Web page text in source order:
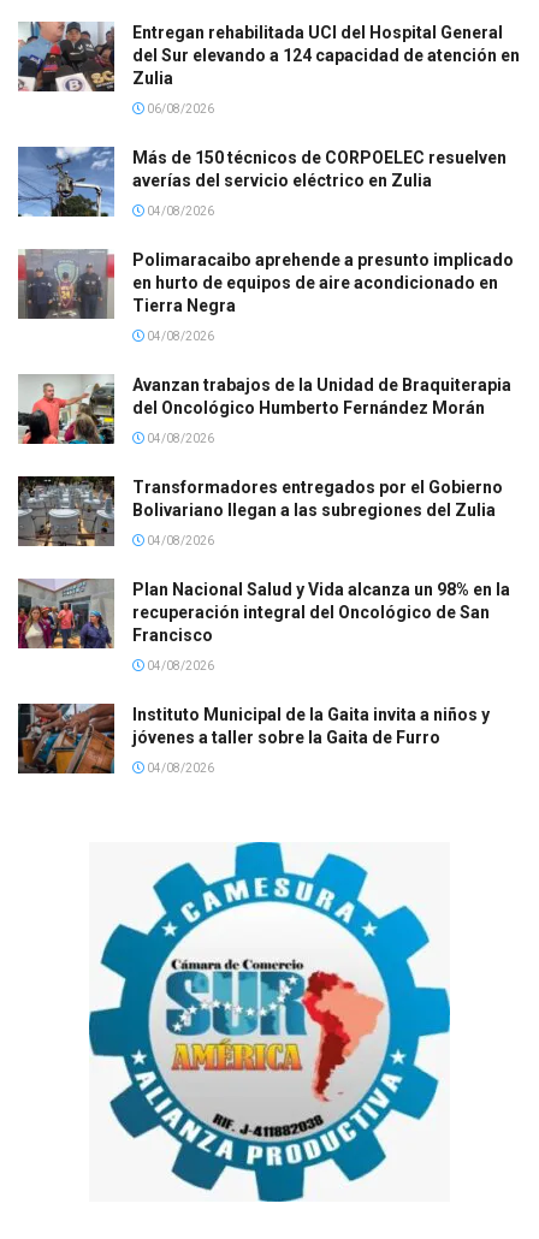
Entregan rehabilitada UCI del Hospital General
del Sur elevando a 124 capacidad de atención en
Zulia
06/08/2026
Más de 150 técnicos de CORPOELEC resuelven
averías del servicio eléctrico en Zulia
04/08/2026
Polimaracaibo aprehende a presunto implicado
en hurto de equipos de aire acondicionado en
Tierra Negra
04/08/2026
Avanzan trabajos de la Unidad de Braquiterapia
del Oncológico Humberto Fernández Morán
04/08/2026
Transformadores entregados por el Gobierno
Bolivariano llegan a las subregiones del Zulia
04/08/2026
Plan Nacional Salud y Vida alcanza un 98% en la
recuperación integral del Oncológico de San
Francisco
04/08/2026
Instituto Municipal de la Gaita invita a niños y
jóvenes a taller sobre la Gaita de Furro
04/08/2026